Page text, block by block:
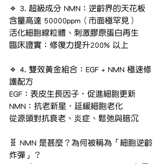
🔹 3. 超級成分 NMN：逆齡界的天花板
含量高達 50000ppm（市面極罕見）
活化細胞線粒體、刺激膠原蛋白再生
臨床證實：修復力提升200% 以上
🔹 4. 雙效黃金組合：EGF + NMN 極速修
護配方
EGF：表皮生長因子，促進細胞更新
NMN：抗老新星，延緩細胞老化
從源頭對抗衰老、炎症、鬆弛與暗沉
🧬 NMN 是甚麼？為何被稱為「細胞逆齡
炸彈」？